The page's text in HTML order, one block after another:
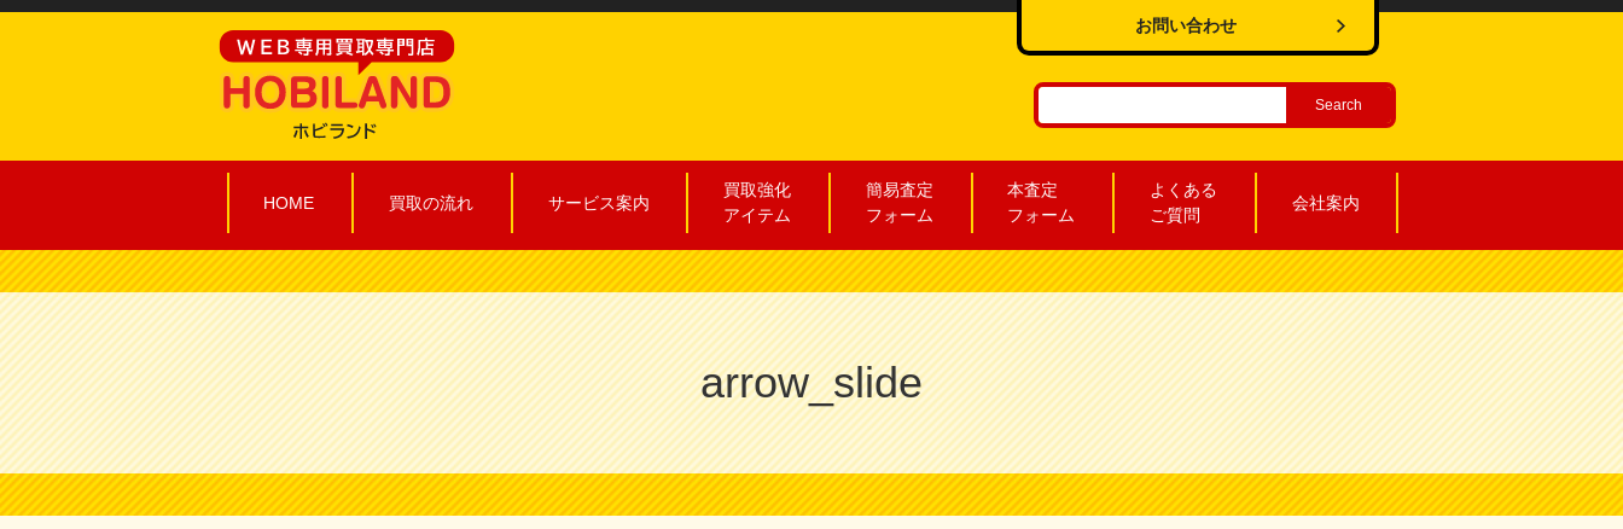
お問い合わせ
HOME 買取の流れ サービス案内
買取強化
アイテム
簡易査定
フォーム
本査定
フォーム
よくある
ご質問
会社案内
arrow_slide